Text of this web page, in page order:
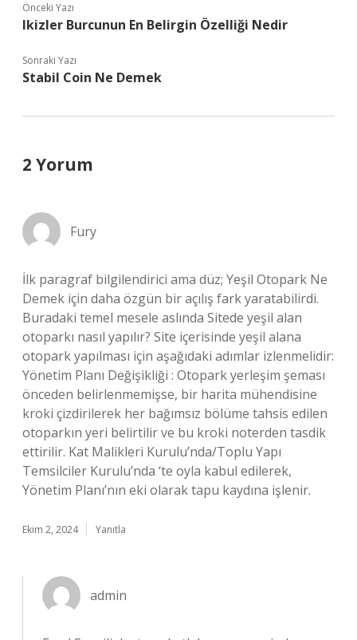
Önceki Yazı
Ikizler Burcunun En Belirgin Özelliği Nedir
Sonraki Yazı
Stabil Coin Ne Demek
2 Yorum
Fury
İlk paragraf bilgilendirici ama düz; Yeşil Otopark Ne
Demek için daha özgün bir açılış fark yaratabilirdi.
Buradaki temel mesele aslında Sitede yeşil alan
otoparkı nasıl yapılır? Site içerisinde yeşil alana
otopark yapılması için aşağıdaki adımlar izlenmelidir:
Yönetim Planı Değişikliği : Otopark yerleşim şeması
önceden belirlenmemişse, bir harita mühendisine
kroki çizdirilerek her bağımsız bölüme tahsis edilen
otoparkın yeri belirtilir ve bu kroki noterden tasdik
ettirilir. Kat Malikleri Kurulu’nda/Toplu Yapı
Temsilciler Kurulu’nda ‘te oyla kabul edilerek,
Yönetim Planı’nın eki olarak tapu kaydına işlenir.
Ekim 2, 2024 Yanıtla
admin